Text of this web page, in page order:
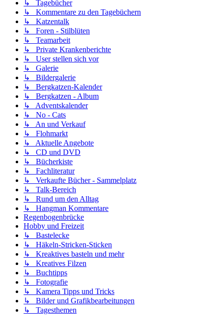
↳ Tagebücher
↳ Kommentare zu den Tagebüchern
↳ Katzentalk
↳ Foren - Stilblüten
↳ Teamarbeit
↳ Private Krankenberichte
↳ User stellen sich vor
↳ Galerie
↳ Bildergalerie
↳ Bergkatzen-Kalender
↳ Bergkatzen - Album
↳ Adventskalender
↳ No - Cats
↳ An und Verkauf
↳ Flohmarkt
↳ Aktuelle Angebote
↳ CD und DVD
↳ Bücherkiste
↳ Fachliteratur
↳ Verkaufte Bücher - Sammelplatz
↳ Talk-Bereich
↳ Rund um den Alltag
↳ Hangman Kommentare
Regenbogenbrücke
Hobby und Freizeit
↳ Bastelecke
↳ Häkeln-Stricken-Sticken
↳ Kreaktives basteln und mehr
↳ Kreatives Filzen
↳ Buchtipps
↳ Fotografie
↳ Kamera Tipps und Tricks
↳ Bilder und Grafikbearbeitungen
↳ Tagesthemen